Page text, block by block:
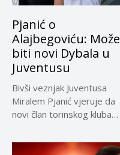
Pjanić o
Alajbegoviću: Može
biti novi Dybala u
Juventusu
Bivši veznjak Juventusa
Miralem Pjanić vjeruje da
novi član torinskog kluba